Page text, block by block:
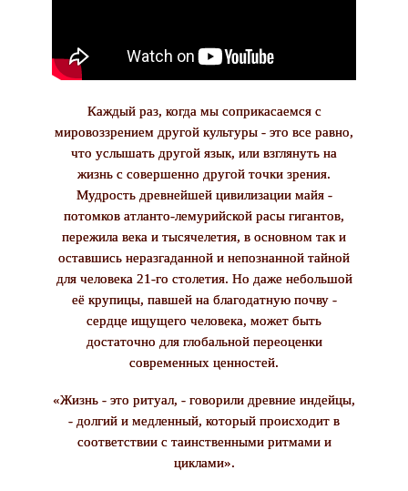
Каждый раз, когда мы соприкасаемся с
мировоззрением другой культуры - это все равно,
что услышать другой язык, или взглянуть на
жизнь с совершенно другой точки зрения.
Мудрость древнейшей цивилизации майя -
потомков атланто-лемурийской расы гигантов,
пережила века и тысячелетия, в основном так и
оставшись неразгаданной и непознанной тайной
для человека 21-го столетия. Но даже небольшой
её крупицы, павшей на благодатную почву -
сердце ищущего человека, может быть
достаточно для глобальной переоценки
современных ценностей.
«Жизнь - это ритуал, - говорили древние индейцы,
- долгий и медленный, который происходит в
соответствии с таинственными ритмами и
циклами».